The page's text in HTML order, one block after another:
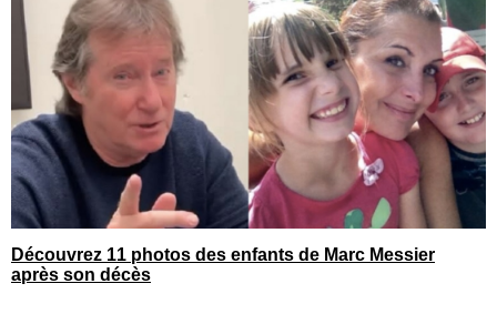
Découvrez 11 photos des enfants de Marc Messier
après son décès